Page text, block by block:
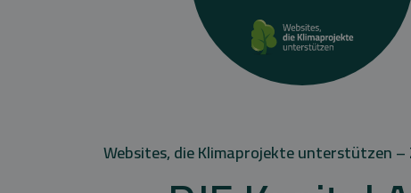
Websites, die Klimaprojekte unterstützen